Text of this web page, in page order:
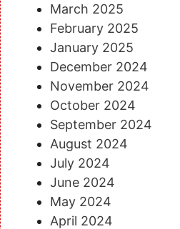
March 2025
February 2025
January 2025
December 2024
November 2024
October 2024
September 2024
August 2024
July 2024
June 2024
May 2024
April 2024